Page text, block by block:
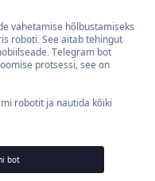
vahetamise hõlbustamiseks
roboti. See aitab tehingut
Telegram bot
protsessi, see on
robotit ja nautida kõiki
bot